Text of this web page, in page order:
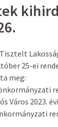
képviselő
testület tagok és
25-ei
meg:
Város 2023.